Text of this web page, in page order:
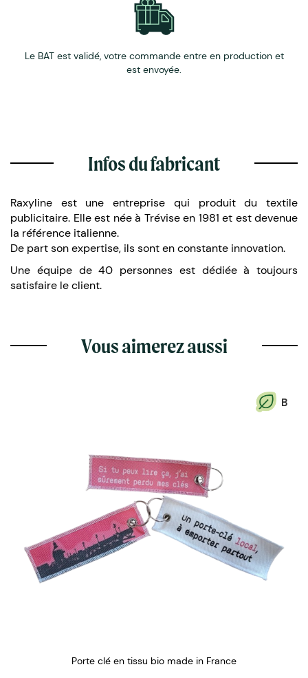
Le BAT est validé, votre commande entre en production et
est envoyée.
Infos du fabricant
Raxyline est une entreprise qui produit du textile
publicitaire. Elle est née à Trévise en 1981 et est devenue
la référence italienne.
De part son expertise, ils sont en constante innovation.
Une équipe de 40 personnes est dédiée à toujours
satisfaire le client.
Vous aimerez aussi
B
Porte clé en tissu bio made in France